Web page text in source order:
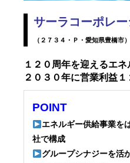
サーラコーポレ
（２７３４・Ｐ・愛知県豊橋市）
１２０周年を迎えるエ
２０３０年に営業利益
POINT
エネルギー供給事業を
社で構成
グループシナジーを活